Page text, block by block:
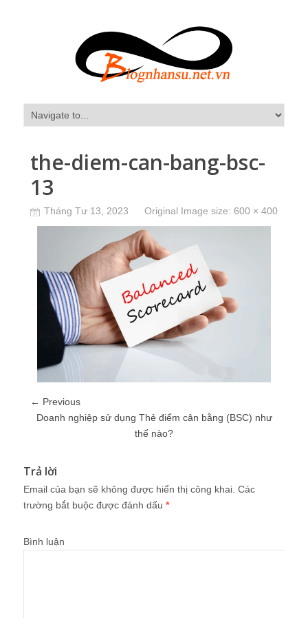
the-diem-can-bang-bsc-
13
Tháng Tư 13, 2023 Original Image size: 600 × 400
← Previous
Doanh nghiệp sử dụng Thẻ điểm cân bằng (BSC) như
thế nào?
Trả lời
Email của bạn sẽ không được hiển thị công khai. Các
trường bắt buộc được đánh dấu *
Bình luận